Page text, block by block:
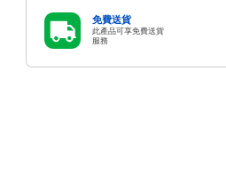
免費送貨
此產品可享免費送貨
服務